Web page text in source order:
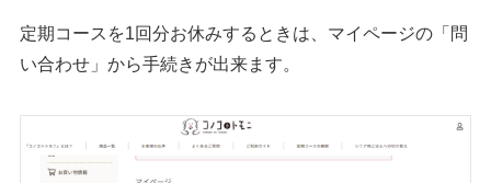
定期コースを1回分お休みするときは、マイページの「問
い合わせ」から手続きが出来ます。